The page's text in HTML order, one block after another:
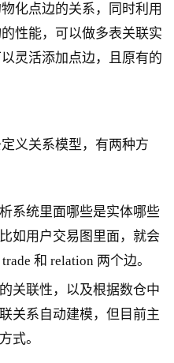
化点边的关系，同时利用
性能，可以做多表关联实
灵活添加点边，且原有的
义关系模型，有两种方
系统里面哪些是实体哪些
如用户交易图里面，就会
和 relation 两个边。
关联性，以及根据数仓中
关系自动建模，但目前主
式。